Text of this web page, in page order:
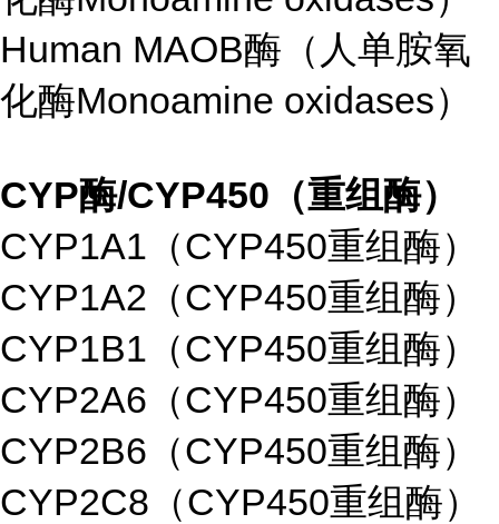
Human MAOB酶（人单胺氧
化酶Monoamine oxidases）
CYP酶/CYP450（重组酶）
CYP1A1（CYP450重组酶）
CYP1A2（CYP450重组酶）
CYP1B1（CYP450重组酶）
CYP2A6（CYP450重组酶）
CYP2B6（CYP450重组酶）
CYP2C8（CYP450重组酶）